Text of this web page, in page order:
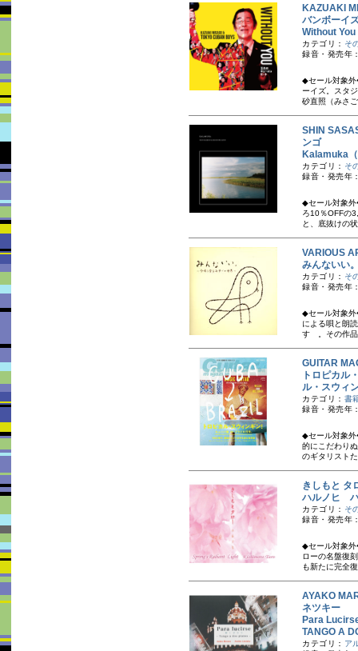
KAZUAKI
バンボーイ
Without
カテゴリ： そ
録音・発売年
◆セール対象外
ーイズ。スタ
砂直照（みさ
SHIN
ンゴ
Kalamuka
カテゴリ： そ
録音・発売
◆セール対象外
ろ10％OFFの
と、底抜けの
VARIOUS
みんないい
カテゴリ： そ
録音・発売年
◆セール対象外
による唄と朗
すゞ。その作
GUITAR
トロピカル
ル・スウィ
カテゴリ： 書
録音・発売年
◆セール対象外
的にこだわり
のギタリスト
きしもと
ハルノヒ
カテゴリ： そ
録音・発売年
◆セール対象外
ローの名盤復
も新たに完全
AYAKO
ネツキー
Para
TANGO A
カテゴリ： ア